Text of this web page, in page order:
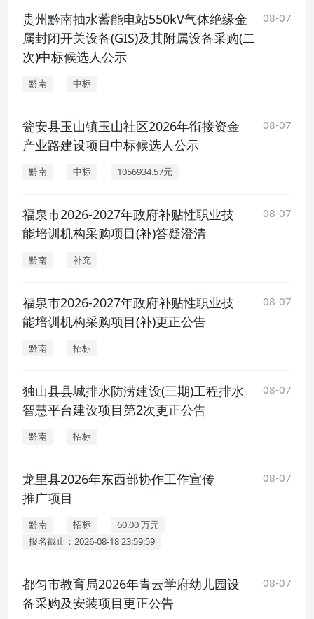
贵州黔南抽水蓄能电站550kV气体绝缘金
属封闭开关设备(GIS)及其附属设备采购(二
次)中标候选人公示
08-07
黔南 中标
瓮安县玉山镇玉山社区2026年衔接资金
产业路建设项目中标候选人公示
08-07
黔南 中标 1056934.57元
福泉市2026-2027年政府补贴性职业技
能培训机构采购项目(补)答疑澄清
08-07
黔南 补充
福泉市2026-2027年政府补贴性职业技
能培训机构采购项目(补)更正公告
08-07
黔南 招标
独山县县城排水防涝建设(三期)工程排水
智慧平台建设项目第2次更正公告
08-07
黔南 招标
龙里县2026年东西部协作工作宣传
推广项目
08-07
黔南 招标
60.00 万元
报名截止：2026-08-18 23:59:59
都匀市教育局2026年青云学府幼儿园设
备采购及安装项目更正公告
08-07